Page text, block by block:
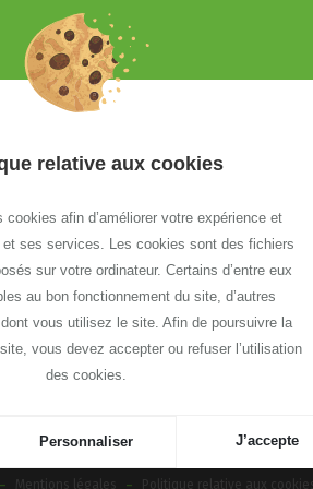
Genève
Zola
France
d'accès
Mentions légales Politique relative aux cookies
relative aux cookies
afin d’améliorer votre expérience et
ses services. Les cookies sont des fichiers
sur votre ordinateur. Certains d’entre eux
au bon fonctionnement du site, d’autres
vous utilisez le site. Afin de poursuivre la
vous devez accepter ou refuser l’utilisation
des cookies.
Personnaliser J’accepte